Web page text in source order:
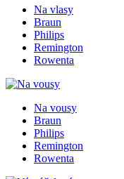
Na vlasy
Braun
Philips
Remington
Rowenta
Na vousy
Braun
Philips
Remington
Rowenta